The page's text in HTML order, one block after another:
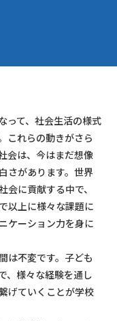
って、社会生活の様式
これらの動きがさら
会は、今はまだ想像
さがあります。世界
に貢献する中で、
以上に様々な課題に
ケーション力を身に
は不変です。子ども
、様々な経験を通し
げていくことが学校